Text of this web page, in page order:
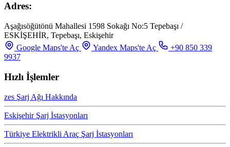
Adres:
Aşağısöğütönü Mahallesi 1598 Sokağı No:5 Tepebaşı /
ESKİŞEHİR, Tepebaşı, Eskişehir
Google Maps'te Aç
Yandex Maps'te Aç
+90 850 339
9937
Hızlı İşlemler
zes Şarj Ağı Hakkında
Eskişehir Şarj İstasyonları
Türkiye Elektrikli Araç Şarj İstasyonları